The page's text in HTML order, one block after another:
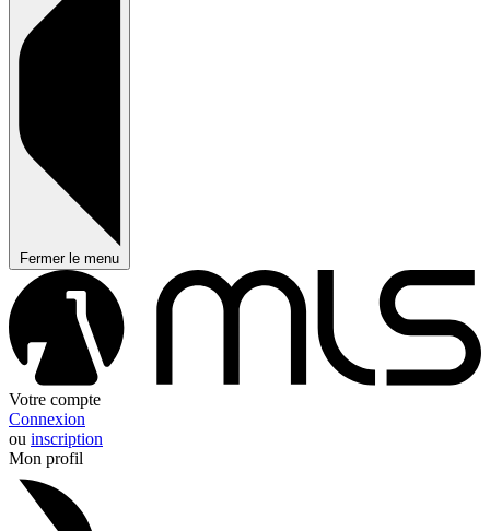
Fermer le menu
Votre compte
Connexion
ou inscription
Mon profil